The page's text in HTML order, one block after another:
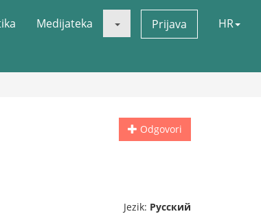
Medijateka Prijava HR
Odgovori
Jezik: Русский